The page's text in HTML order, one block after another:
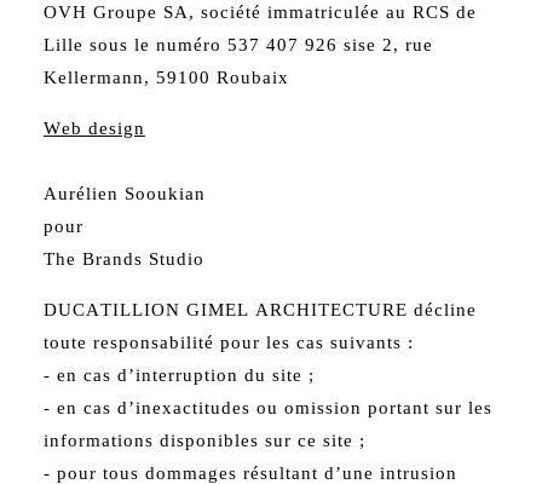
OVH Groupe SA, société immatriculée au RCS de
Lille sous le numéro 537 407 926 sise 2, rue
Kellermann, 59100 Roubaix
Web design
Aurélien Sooukian
pour
The Brands Studio
DUCATILLION GIMEL ARCHITECTURE décline
toute responsabilité pour les cas suivants :
- en cas d’interruption du site ;
- en cas d’inexactitudes ou omission portant sur les
informations disponibles sur ce site ;
- pour tous dommages résultant d’une intrusion